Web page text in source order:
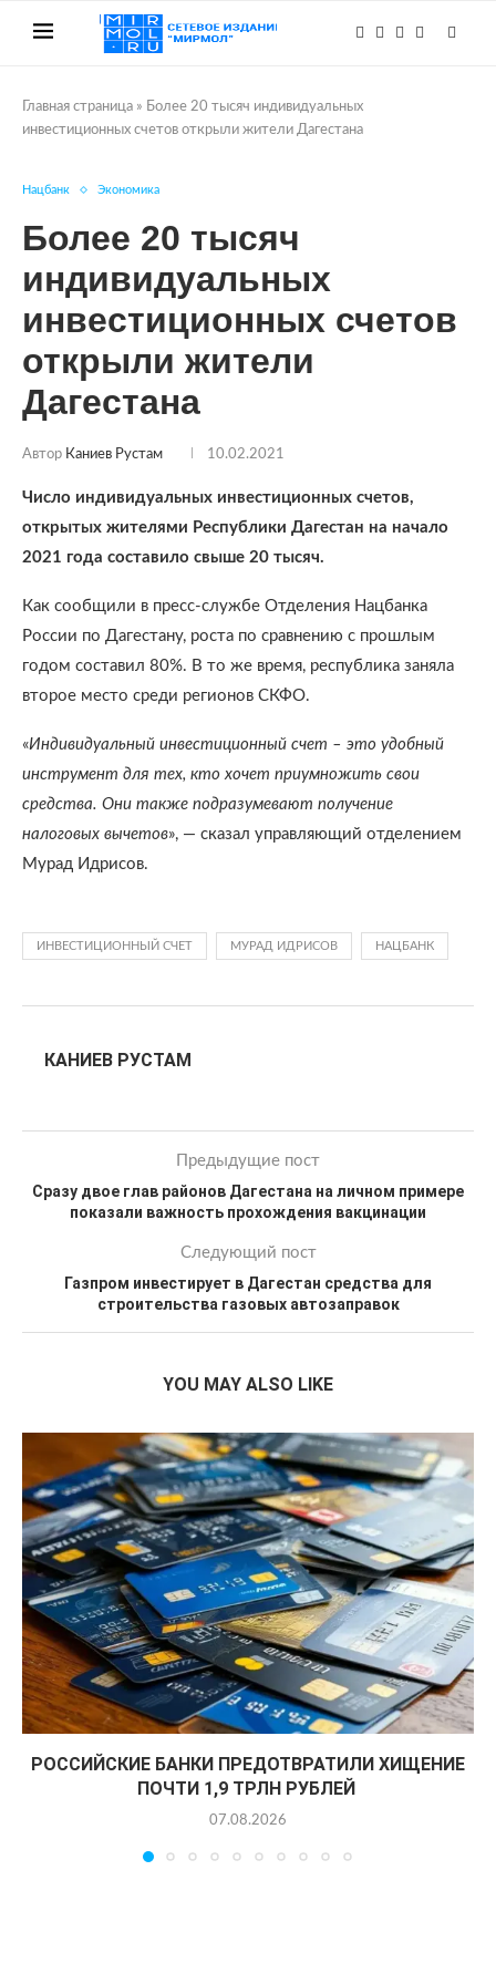
Главная страница » Более 20 тысяч индивидуальных
инвестиционных счетов открыли жители Дагестана
Нацбанк Экономика
Более 20 тысяч
индивидуальных
инвестиционных счетов
открыли жители
Дагестана
Автор Каниев Рустам 10.02.2021
Число индивидуальных инвестиционных счетов,
открытых жителями Республики Дагестан на начало
2021 года составило свыше 20 тысяч.
Как сообщили в пресс-службе Отделения Нацбанка
России по Дагестану, роста по сравнению с прошлым
годом составил 80%. В то же время, республика заняла
второе место среди регионов СКФО.
«Индивидуальный инвестиционный счет – это удобный
инструмент для тех, кто хочет приумножить свои
средства. Они также подразумевают получение
налоговых вычетов», — сказал управляющий отделением
Мурад Идрисов.
ИНВЕСТИЦИОННЫЙ СЧЕТ МУРАД ИДРИСОВ НАЦБАНК
КАНИЕВ РУСТАМ
Предыдущие пост
Сразу двое глав районов Дагестана на личном примере
показали важность прохождения вакцинации
Следующий пост
Газпром инвестирует в Дагестан средства для
строительства газовых автозаправок
YOU MAY ALSO LIKE
РОССИЙСКИЕ БАНКИ ПРЕДОТВРАТИЛИ ХИЩЕНИЕ
ПОЧТИ 1,9 ТРЛН РУБЛЕЙ
07.08.2026